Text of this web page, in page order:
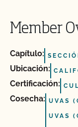
Member
Capítulo:
Ubicación:
Certificación:
Cosecha: UVAS
UVAS